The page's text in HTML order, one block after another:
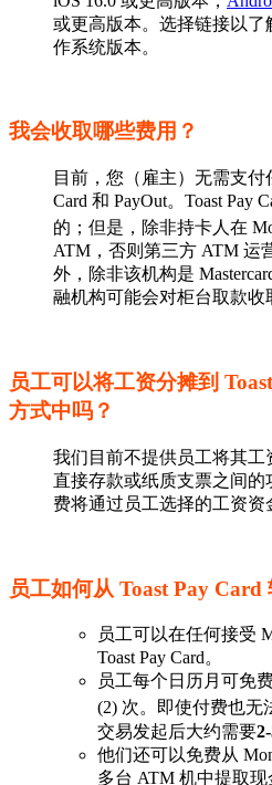
或更高版本。选择链接以
作系统版本。
我会收取哪些费用？
目前，您（雇主）无需支付
Card 和 PayOut。Toast Pay
的；但是，除非持卡人在
ATM，否则第三方 ATM 运
外，除非该机构是
融机构可能会对柜台取款收
员工可以将工资分摊到
方式中吗？
我们目前不提供员工将其工
直接存款或纸质支票之间
费将通过员工选择的工资资
员工如何从 Toast Pay Card
员工可以在任何接受
Toast Pay Card。
员工每个日历月可免
(2) 次。即使付费也无
交易发起后大约需要
他们还可以免费从
多台 ATM 机中提取现